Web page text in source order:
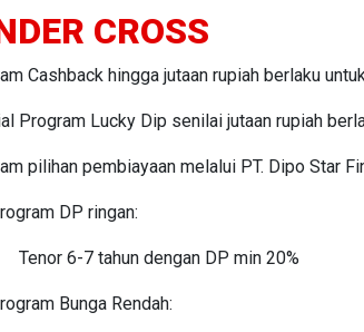
CROSS
Cashback hingga jutaan rupiah berlaku
Program Lucky Dip senilai jutaan rupiah
pilihan pembiayaan melalui PT. Dipo Star
DP ringan:
Tenor 6-7 tahun dengan DP min 20%
Bunga Rendah: